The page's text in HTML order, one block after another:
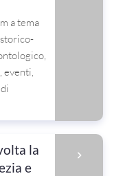
a tema
eventi,
la
e